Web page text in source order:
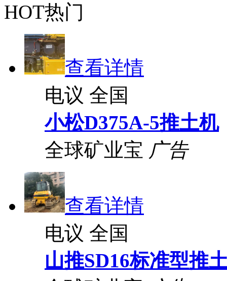
HOT热门
查看详情
电议 全国
小松D375A-5推土机
全球矿业宝 广告
查看详情
电议 全国
山推SD16标准型推